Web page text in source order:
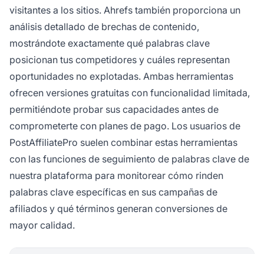
visitantes a los sitios. Ahrefs también proporciona un
análisis detallado de brechas de contenido,
mostrándote exactamente qué palabras clave
posicionan tus competidores y cuáles representan
oportunidades no explotadas. Ambas herramientas
ofrecen versiones gratuitas con funcionalidad limitada,
permitiéndote probar sus capacidades antes de
comprometerte con planes de pago. Los usuarios de
PostAffiliatePro suelen combinar estas herramientas
con las funciones de seguimiento de palabras clave de
nuestra plataforma para monitorear cómo rinden
palabras clave específicas en sus campañas de
afiliados y qué términos generan conversiones de
mayor calidad.